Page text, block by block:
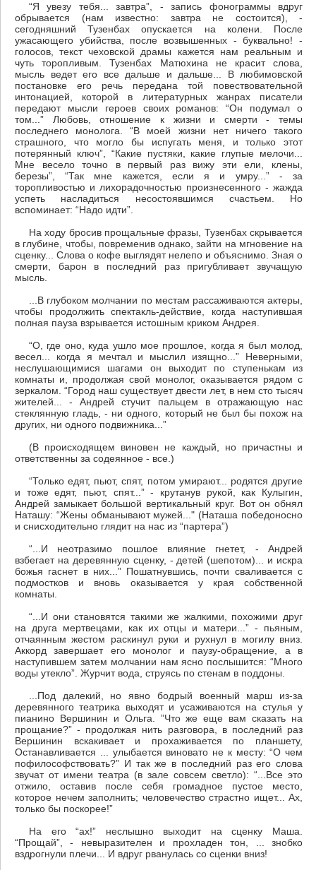
“Я увезу тебя... завтра”, - запись фонограммы вдруг
обрывается (нам известно: завтра не состоится), -
сегодняшний Тузенбах опускается на колени. После
ужасающего убийства, после возвышенных - буквально! -
голосов, текст чеховской драмы кажется нам реальным и
чуть торопливым. Тузенбах Матюхина не красит слова,
мысль ведет его все дальше и дальше... В любимовской
постановке его речь передана той повествовательной
интонацией, которой в литературных жанрах писатели
передают мысли героев своих романов: “Он подумал о
том...” Любовь, отношение к жизни и смерти - темы
последнего монолога. “В моей жизни нет ничего такого
страшного, что могло бы испугать меня, и только этот
потерянный ключ”, “Какие пустяки, какие глупые мелочи...
Мне весело точно в первый раз вижу эти ели, клены,
березы”, “Так мне кажется, если я и умру...” - за
торопливостью и лихорадочностью произнесенного - жажда
успеть насладиться несостоявшимся счастьем. Но
вспоминает: “Надо идти”.
На ходу бросив прощальные фразы, Тузенбах скрывается
в глубине, чтобы, повременив однако, зайти на мгновение на
сценку... Слова о кофе выглядят нелепо и объяснимо. Зная о
смерти, барон в последний раз пригубливает звучащую
мысль.
...В глубоком молчании по местам рассаживаются актеры,
чтобы продолжить спектакль-действие, когда наступившая
полная пауза взрывается истошным криком Андрея.
“О, где оно, куда ушло мое прошлое, когда я был молод,
весел... когда я мечтал и мыслил изящно...” Неверными,
неслушающимися шагами он выходит по ступенькам из
комнаты и, продолжая свой монолог, оказывается рядом с
зеркалом. “Город наш существует двести лет, в нем сто тысяч
жителей... - Андрей стучит пальцем в отражающую нас
стеклянную гладь, - ни одного, который не был бы похож на
других, ни одного подвижника...”
(В происходящем виновен не каждый, но причастны и
ответственны за содеянное - все.)
“Только едят, пьют, спят, потом умирают... родятся другие
и тоже едят, пьют, спят...” - крутанув рукой, как Кулыгин,
Андрей замыкает большой вертикальный круг. Вот он обнял
Наташу: “Жены обманывают мужей..." (Наташа победоносно
и снисходительно глядит на нас из “партера”)
“...И неотразимо пошлое влияние гнетет, - Андрей
взбегает на деревянную сценку, - детей (шепотом)... и искра
божья гаснет в них...” Пошатнувшись, почти сваливается с
подмостков и вновь оказывается у края собственной
комнаты.
“...И они становятся такими же жалкими, похожими друг
на друга мертвецами, как их отцы и матери...” - пьяным,
отчаянным жестом раскинул руки и рухнул в могилу вниз.
Аккорд завершает его монолог и паузу-обращение, а в
наступившем затем молчании нам ясно послышится: “Много
воды утекло”. Журчит вода, струясь по стенам в поддоны.
...Под далекий, но явно бодрый военный марш из-за
деревянного театрика выходят и усаживаются на стулья у
пианино Вершинин и Ольга. ”Что же еще вам сказать на
прощание?” - продолжая нить разговора, в последний раз
Вершинин вскакивает и прохаживается по планшету,
Останавливается ... улыбается виновато не к месту: “О чем
пофилософствовать?” И так же в последний раз его слова
звучат от имени театра (в зале совсем светло): “...Все это
отжило, оставив после себя громадное пустое место,
которое нечем заполнить; человечество страстно ищет... Ах,
только бы поскорее!”
На его “ах!” неслышно выходит на сценку Маша.
“Прощай”, - невыразителен и прохладен тон, ... знобко
вздрогнули плечи... И вдруг рванулась со сценки вниз!